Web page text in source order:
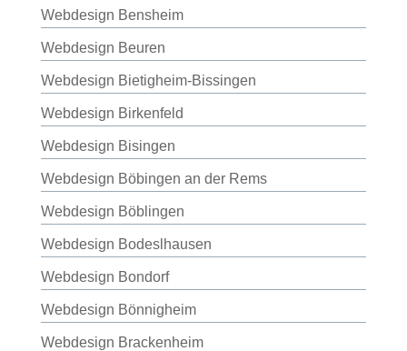
Webdesign Bensheim
Webdesign Beuren
Webdesign Bietigheim-Bissingen
Webdesign Birkenfeld
Webdesign Bisingen
Webdesign Böbingen an der Rems
Webdesign Böblingen
Webdesign Bodeslhausen
Webdesign Bondorf
Webdesign Bönnigheim
Webdesign Brackenheim